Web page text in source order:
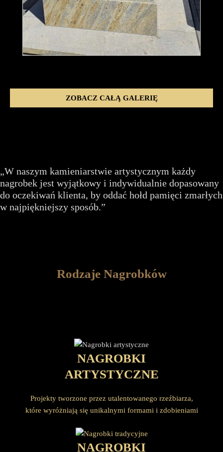
ZOBACZ CAŁĄ GALERIĘ
„W naszym kamieniarstwie artystycznym każdy
nagrobek jest wyjątkowy i indywidualnie dopasowany
do oczekiwań klienta, by oddać hołd pamięci zmarłych
w najpiękniejszy sposób.”
Rodzaje Nagrobków
NAGROBKI
ARTYSTYCZNE
Projekty tworzone przez utalentowanego rzeźbiarza,
które wyróżniają się unikalnymi formami i zdobieniami
NAGROBKI